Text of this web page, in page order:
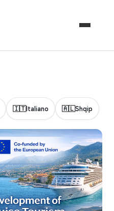
🇮🇹Italiano 🇦🇱Shqip